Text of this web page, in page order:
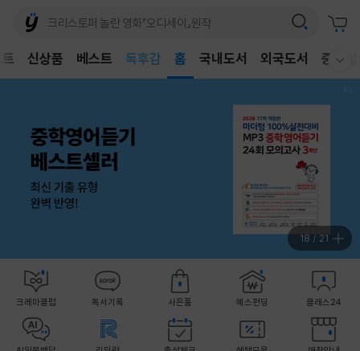
신상품 베스트
독후감
어린이
홈 국내도서 외국도서 중고샵
19 / 21
크레마클럽 독서기록 사은품 예스펀딩 클래스24